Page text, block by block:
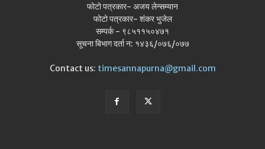
फोटो पत्रकार- अजय लेन्सम्यान
फोटो पत्रकार- शंकर भुजेल
सम्पर्क - ९८५११५०४७१
सूचना बिभाग दर्ता न: १४३६/०७६/०७७
Contact us: timesannapurna@gmail.com